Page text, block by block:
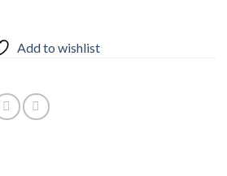
Add to wishlist